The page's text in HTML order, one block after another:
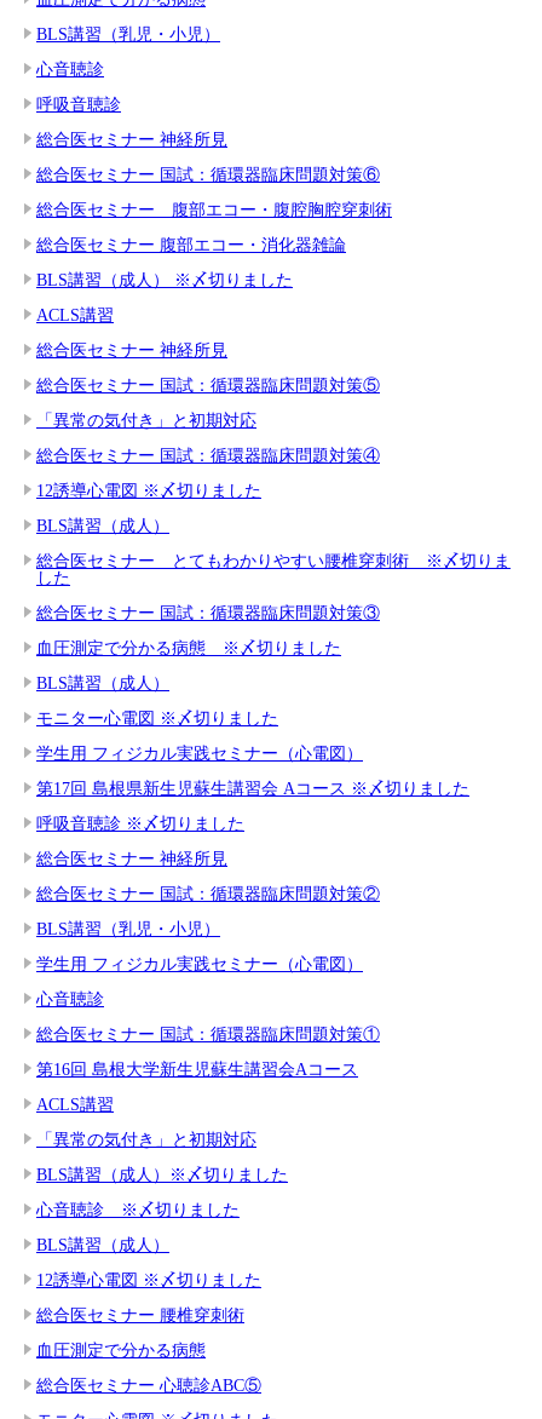
BLS講習（乳児・小児）
心音聴診
呼吸音聴診
総合医セミナー 神経所見
総合医セミナー 国試：循環器臨床問題対策⑥
総合医セミナー 腹部エコー・腹腔胸腔穿刺術
総合医セミナー 腹部エコー・消化器雑論
BLS講習（成人） ※〆切りました
ACLS講習
総合医セミナー 神経所見
総合医セミナー 国試：循環器臨床問題対策⑤
「異常の気付き」と初期対応
総合医セミナー 国試：循環器臨床問題対策④
12誘導心電図 ※〆切りました
BLS講習（成人）
総合医セミナー とてもわかりやすい腰椎穿刺術 ※〆切りま
した
総合医セミナー 国試：循環器臨床問題対策③
血圧測定で分かる病態 ※〆切りました
BLS講習（成人）
モニター心電図 ※〆切りました
学生用 フィジカル実践セミナー（心電図）
第17回 島根県新生児蘇生講習会 Aコース ※〆切りました
呼吸音聴診 ※〆切りました
総合医セミナー 神経所見
総合医セミナー 国試：循環器臨床問題対策②
BLS講習（乳児・小児）
学生用 フィジカル実践セミナー（心電図）
心音聴診
総合医セミナー 国試：循環器臨床問題対策①
第16回 島根大学新生児蘇生講習会Aコース
ACLS講習
「異常の気付き」と初期対応
BLS講習（成人）※〆切りました
心音聴診 ※〆切りました
BLS講習（成人）
12誘導心電図 ※〆切りました
総合医セミナー 腰椎穿刺術
血圧測定で分かる病態
総合医セミナー 心聴診ABC⑤